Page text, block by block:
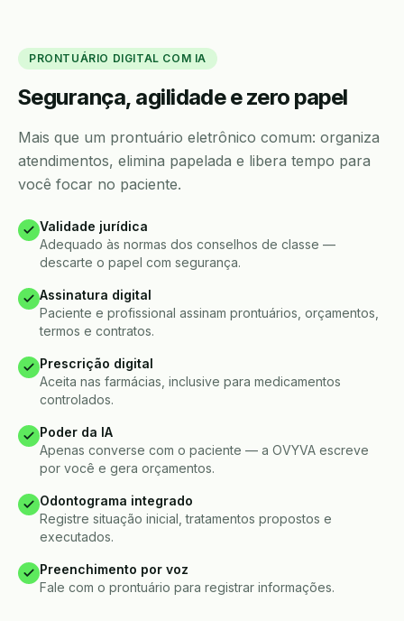
PRONTUÁRIO DIGITAL COM IA
Segurança, agilidade e zero papel
Mais que um prontuário eletrônico comum: organiza
atendimentos, elimina papelada e libera tempo para
você focar no paciente.
Validade jurídica
Adequado às normas dos conselhos de classe —
descarte o papel com segurança.
Assinatura digital
Paciente e profissional assinam prontuários, orçamentos,
termos e contratos.
Prescrição digital
Aceita nas farmácias, inclusive para medicamentos
controlados.
Poder da IA
Apenas converse com o paciente — a OVYVA escreve
por você e gera orçamentos.
Odontograma integrado
Registre situação inicial, tratamentos propostos e
executados.
Preenchimento por voz
Fale com o prontuário para registrar informações.